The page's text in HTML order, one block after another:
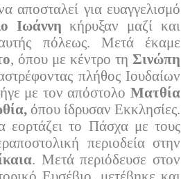
αποσταλεί για ευαγγελισμό
Ιωάννηκήρυξαν μαζί και
πόλεως. Μετά έκαμε
, όπου με κέντρο τη Σινώπη
πλήθος Ιουδαίων
με τον απόστολο Ματθία
όπου ίδρυσαν Εκκλησίες.
εορτάζει το Πάσχα με τους
περιοδεία στην
. Μετά περιόδευσε στον